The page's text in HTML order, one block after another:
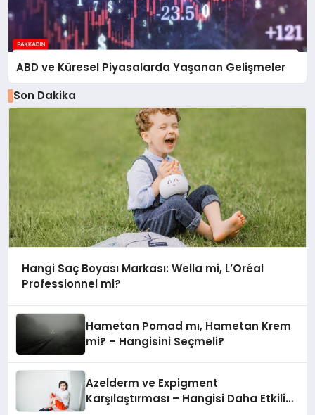
ABD ve Küresel Piyasalarda Yaşanan Gelişmeler
Son Dakika
Hangi Saç Boyası Markası: Wella mi, L’Oréal
Professionnel mi?
Hametan Pomad mı, Hametan Krem
mi? – Hangisini Seçmeli?
Azelderm ve Expigment
Karşılaştırması – Hangisi Daha Etkili